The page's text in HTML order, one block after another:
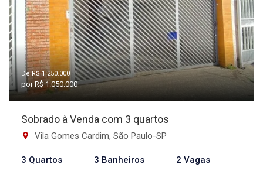
De R$ 1.250.000
por R$ 1.050.000
Sobrado à Venda com 3 quartos
Vila Gomes Cardim, São Paulo-SP
3 Quartos 3 Banheiros 2 Vagas